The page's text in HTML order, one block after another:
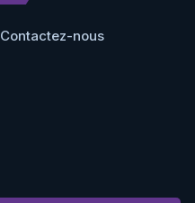
Contactez-nous